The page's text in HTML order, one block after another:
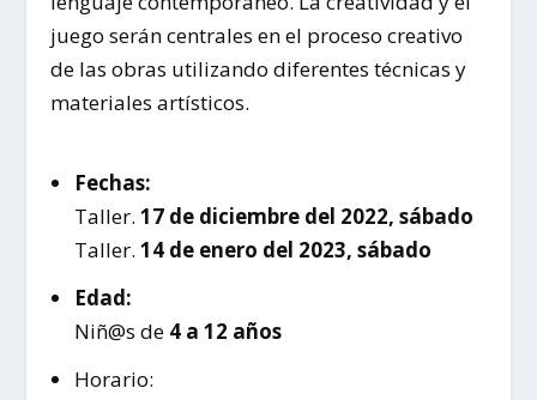
juego serán centrales en el proceso creativo
de las obras utilizando diferentes técnicas y
materiales artísticos.
Fechas:
Taller. 17 de diciembre del 2022, sábado
Taller. 14 de enero del 2023, sábado
Edad:
Niñ@s de4 a 12 años
Horario: